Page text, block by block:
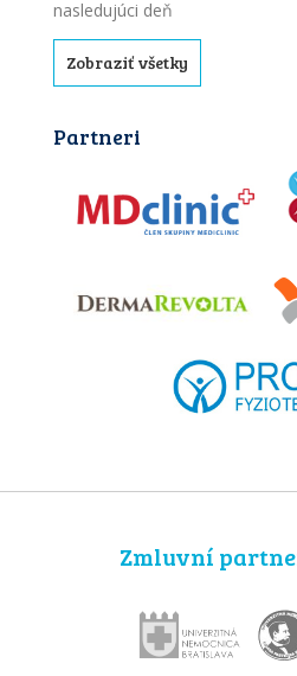
nasledujúci deň
Zobraziť všetky
Partneri
Zmluvní